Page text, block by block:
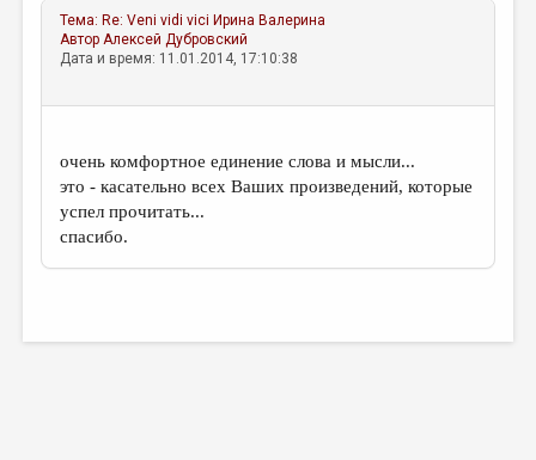
Тема: Re: Veni vidi vici Ирина Валерина
АвторАлексей Дубровский
Дата и время: 11.01.2014, 17:10:38
очень комфортное единение слова и мысли...
это - касательно всех Ваших произведений, которые
успел прочитать...
спасибо.